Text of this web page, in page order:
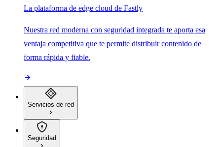
La plataforma de edge cloud de Fastly
Nuestra red moderna con seguridad integrada te aporta esa
ventaja competitiva que te permite distribuir contenido de
forma rápida y fiable.
Servicios de red
Seguridad